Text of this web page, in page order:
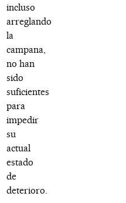
incluso
arreglando
la
campana,
no han
sido
suficientes
para
impedir
su
actual
estado
de
deterioro.